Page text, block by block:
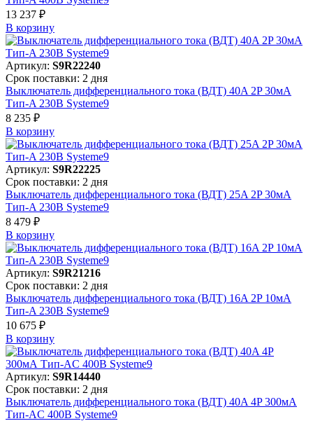
13 237 ₽
В корзинy
Артикул: S9R22240
Срок поставки: 2 дня
Выключатель дифференциального тока (ВДТ) 40A 2P 30мА
Тип-A 230В Systeme9
8 235 ₽
В корзинy
Артикул: S9R22225
Срок поставки: 2 дня
Выключатель дифференциального тока (ВДТ) 25A 2P 30мА
Тип-A 230В Systeme9
8 479 ₽
В корзинy
Артикул: S9R21216
Срок поставки: 2 дня
Выключатель дифференциального тока (ВДТ) 16A 2P 10мА
Тип-A 230В Systeme9
10 675 ₽
В корзинy
Артикул: S9R14440
Срок поставки: 2 дня
Выключатель дифференциального тока (ВДТ) 40A 4P 300мА
Тип-AC 400В Systeme9